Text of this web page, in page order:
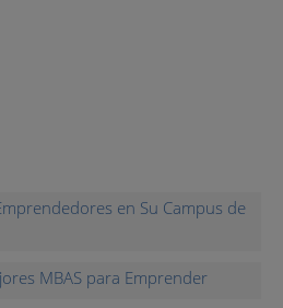
en Su Campus de
MBAS para Emprender